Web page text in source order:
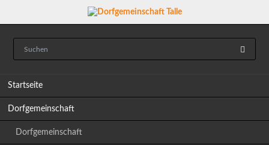
Startseite
Dorfgemeinschaft
Dorfgemeinschaft